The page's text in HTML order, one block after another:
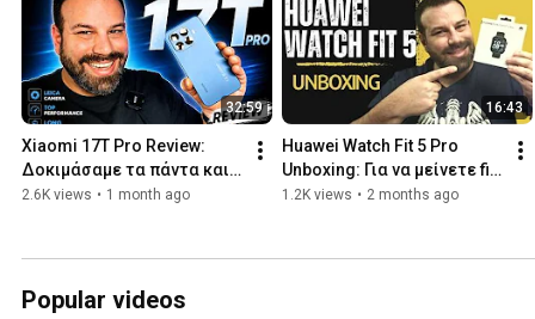
32:59
Xiaomi 17T Pro Review:
Δοκιμάσαμε τα πάντα και
είναι πολύ δυνατό!
2.6K views • 1 month ago
16:43
Huawei Watch Fit 5 Pro
Unboxing: Για να μείνετε fit
και υγιείς
1.2K views • 2 months ago
Popular videos